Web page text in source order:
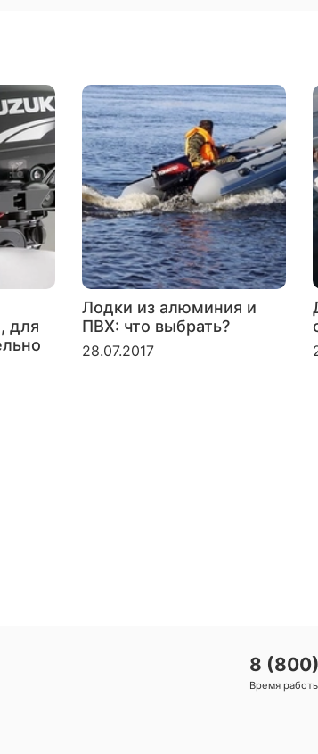
для
Лодки из алюминия и
ПВХ: что выбрать?
28.07.2017
8
Время